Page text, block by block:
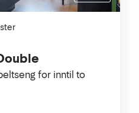
for inntil to